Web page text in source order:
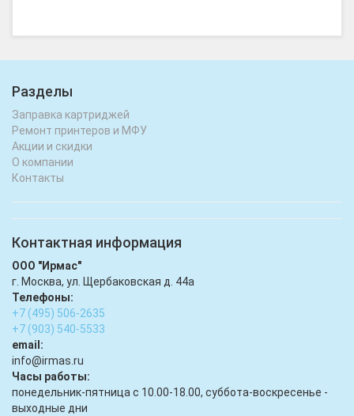
Разделы
Заправка картриджей
Ремонт принтеров и МФУ
Акции и скидки
О компании
Контакты
Контактная информация
ООО "Ирмас"
г. Москва, ул. Щербаковская д. 44а
Телефоны:
+7 (495) 506-2635
+7 (903) 540-5533
email:
infо@irmas.ru
Часы работы:
понедельник-пятница с 10.00-18.00, суббота-воскресенье -
выходные дни